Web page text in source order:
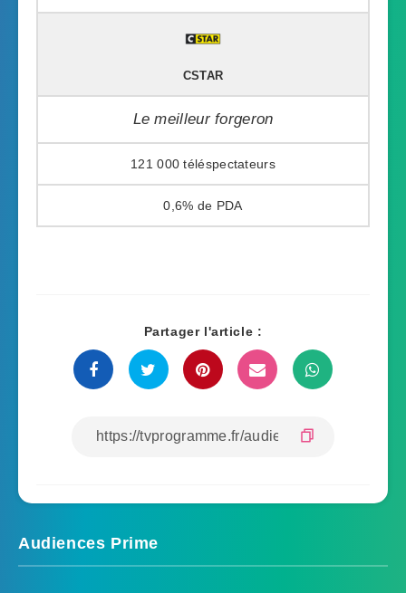
CSTAR
Le meilleur forgeron
121 000
0,6%
Partager l'article :
Audiences Prime